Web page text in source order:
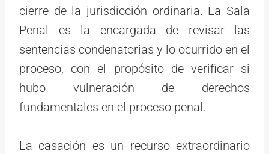
cierre de la jurisdicción ordinaria. La Sala
Penal es la encargada de revisar las
sentencias condenatorias y lo ocurrido en el
proceso, con el propósito de verificar si
hubo vulneración de derechos
fundamentales en el proceso penal.
La casación es un recurso extraordinario